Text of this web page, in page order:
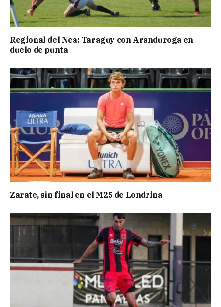
Regional del Nea: Taraguy con Aranduroga en
duelo de punta
Zarate, sin final en el M25 de Londrina